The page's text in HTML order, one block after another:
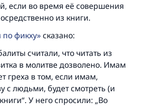
если во время её совершения
из книги.
фикху сказано:
считали, что читать из
в молитве дозволено. Имам
греха в том, если имам,
с людьми, будет смотреть (и
У него спросили: „Во